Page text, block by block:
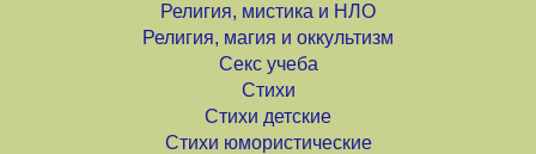
Религия, мистика и НЛО
Религия, магия и оккультизм
Секс учеба
Стихи
Стихи детские
Стихи юмористические